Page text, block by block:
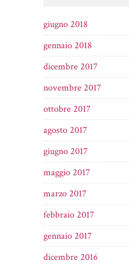
giugno 2018
gennaio 2018
dicembre 2017
novembre 2017
ottobre 2017
agosto 2017
giugno 2017
maggio 2017
marzo 2017
febbraio 2017
gennaio 2017
dicembre 2016